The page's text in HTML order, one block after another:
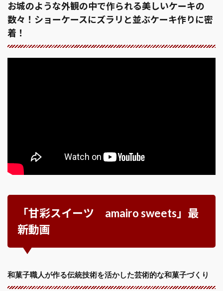
お城のような外観の中で作られる美しいケーキの
数々！ショーケースにズラリと並ぶケーキ作りに密
着！
「甘彩スイーツ amairo sweets」最
新動画
和菓子職人が作る伝統技術を活かした芸術的な和菓子づくり